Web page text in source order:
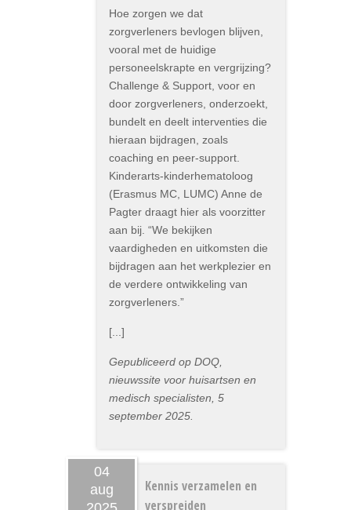
Hoe zorgen we dat
zorgverleners bevlogen blijven,
vooral met de huidige
personeelskrapte en vergrijzing?
Challenge & Support, voor en
door zorgverleners, onderzoekt,
bundelt en deelt interventies die
hieraan bijdragen, zoals
coaching en peer-support.
Kinderarts-kinderhematoloog
(Erasmus MC, LUMC) Anne de
Pagter draagt hier als voorzitter
aan bij. “We bekijken
vaardigheden en uitkomsten die
bijdragen aan het werkplezier en
de verdere ontwikkeling van
zorgverleners.”
[...]
Gepubliceerd op DOQ,
nieuwssite voor huisartsen en
medisch specialisten, 5
september 2025.
04
aug
Kennis verzamelen en
verspreiden